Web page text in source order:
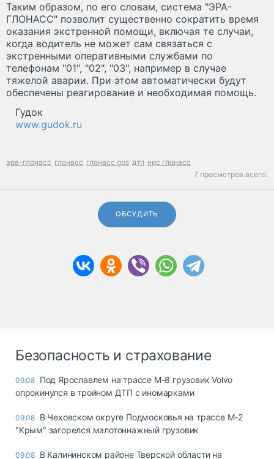
Таким образом, по его словам, система "ЭРА-
ГЛОНАСС" позволит существенно сократить время
оказания экстренной помощи, включая те случаи,
когда водитель не может сам связаться с
экстренными оперативными службами по
телефонам "01", "02", "03", например в случае
тяжелой аварии. При этом автоматически будут
обеспечены реагирование и необходимая помощь.
Гудок
www.gudok.ru
эра-глонасс глонасс глонасс gps дтп нис глонасс
7 просмотров всего.
ОБСУДИТЬ
Безопасность и страхование
09.08 Под Ярославлем на трассе М-8 грузовик Volvo
опрокинулся в тройном ДТП с иномарками
09.08 В Чеховском округе Подмосковья на трассе М-2
"Крым" загорелся малотоннажный грузовик
09.08 В Калининском районе Тверской области на